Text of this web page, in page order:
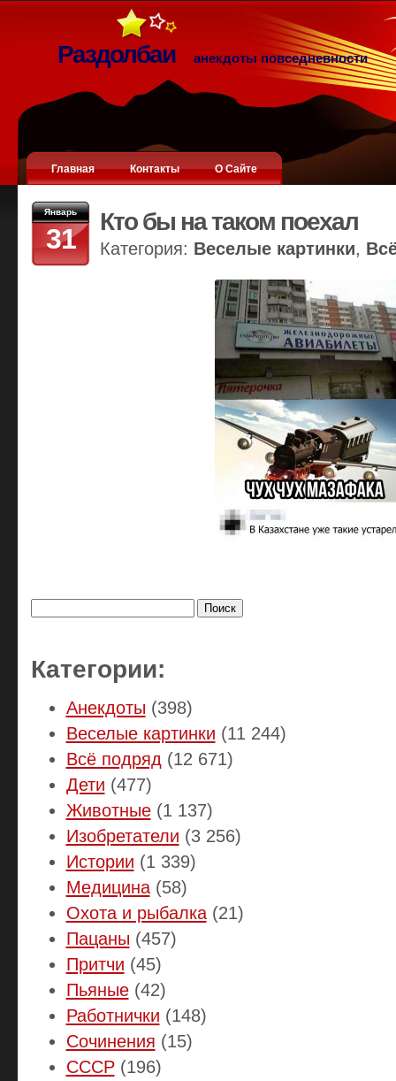
Раздолбаи анекдоты повседневности
Главная Контакты О Сайте
Январь
31
Кто бы на таком поехал
Категория: Веселые картинки,
Категории:
Анекдоты (398)
Веселые картинки (11 244)
Всё подряд (12 671)
Дети (477)
Животные(1 137)
Изобретатели (3 256)
Истории (1 339)
Медицина(58)
Охота и рыбалка(21)
Пацаны (457)
Притчи (45)
Пьяные(42)
Работнички (148)
Сочинения (15)
СССР(196)